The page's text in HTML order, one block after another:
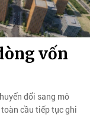
vốn
đổi sang mô
cầu tiếp tục ghi